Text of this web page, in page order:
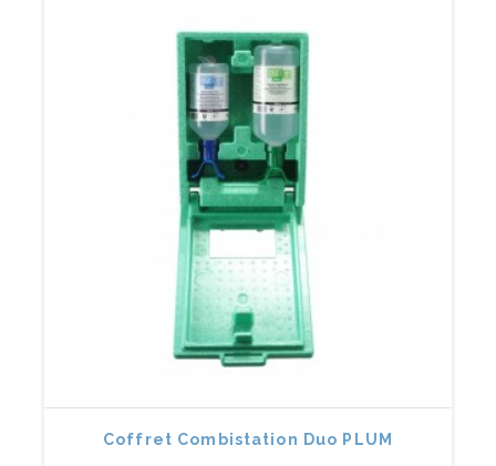
Coffret Combistation Duo PLUM